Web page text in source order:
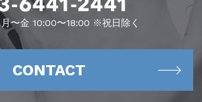
月〜金 10:00〜18:00 ※祝日除く
CONTACT